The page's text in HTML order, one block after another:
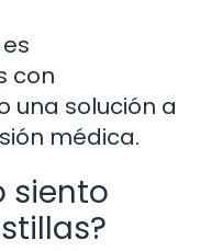
con
una solución a
médica.
siento